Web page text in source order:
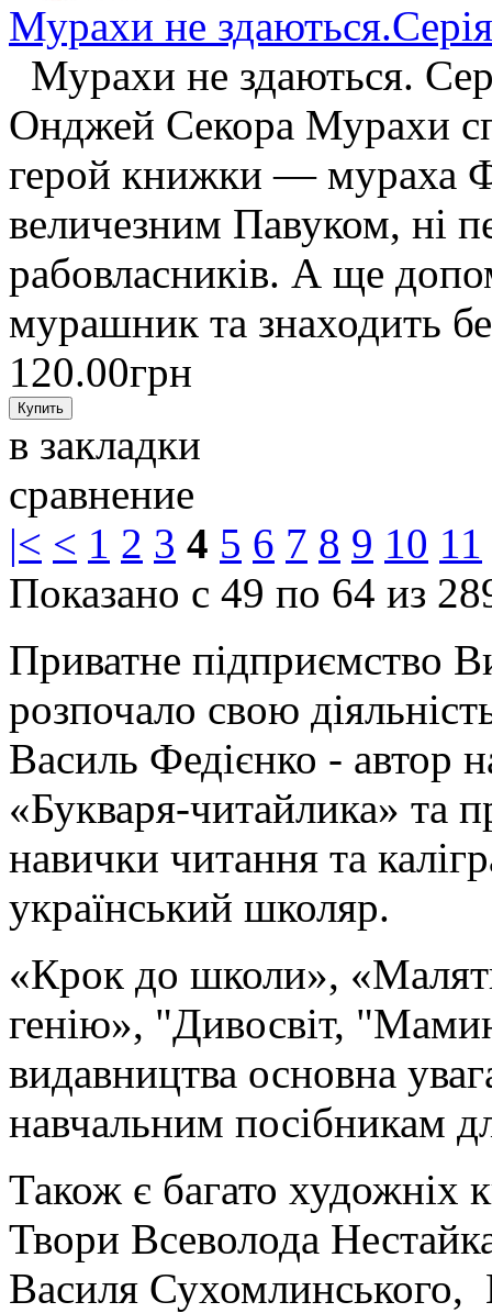
Мурахи не
Мурахи не здаються.
Онджей Секора Мурахи
герой книжки — мураха
величезним Павуком, ні
рабовласників. А ще
мурашник та знаходить
120.00грн
в закладки
сравнение
|< < 1 2 3 4 5 6 7 8 9 10 11
Показано с 49 по 64 из
Приватне підприємство
розпочало свою
Василь Федієнко - автор
«Букваря-читайлика» та
навички читання та
український школяр.
«Крок до школи»,
генію», "Дивосвіт,
видавництва основна
навчальним посібникам
Також є багато художніх
Твори Всеволода
Василя Сухомлинського,